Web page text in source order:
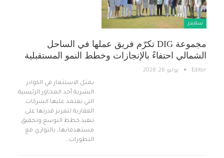
سلايدر
مجموعة DIG تكرّم فريق عملها في الساحل
الشمالي احتفاءً بالإنجازات وخطط النمو المستقبلية
Editor يوليو 28, 2026
يمثل الاستثمار في الكوادر
البشرية أحد المحاور الرئيسية
التي تعتمد عليها الشركات
العقارية لتعزيز قدرتها على
تنفيذ خطط التوسع وتحقيق
مستهدفاتها، بالتوازي مع
التطورات…